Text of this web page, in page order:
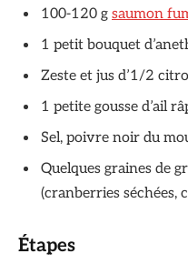
100-120 g saumon
1 petit bouquet
Zeste et jus d’1/2
1 petite gousse d’ail
Sel, poivre noir du
Quelques graines de
(cranberries séchées,
Étapes